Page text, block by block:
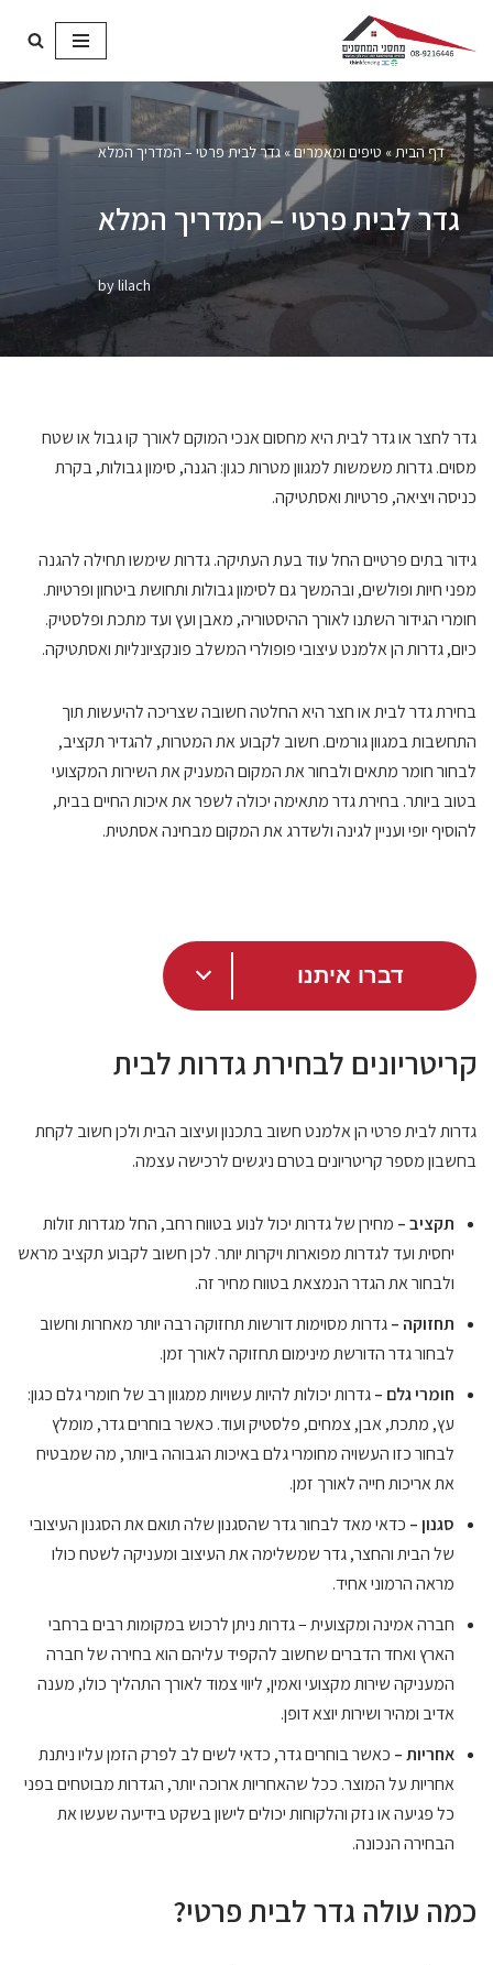
Skip
to
content
דף הבית» טיפים ומאמרים»גדר לבית פרטי – המדריך המלא
גדר לבית פרטי – המדריך המלא
bylilach
גדר לחצר או גדר לבית היא מחסום אנכי המוקם לאורך קו גבול או שטח
מסוים. גדרות משמשות למגוון מטרות כגון: הגנה, סימון גבולות, בקרת
כניסה ויציאה, פרטיות ואסתטיקה.
גידור בתים פרטיים החל עוד בעת העתיקה. גדרות שימשו תחילה להגנה
מפני חיות ופולשים, ובהמשך גם לסימון גבולות ותחושת ביטחון ופרטיות.
חומרי הגידור השתנו לאורך ההיסטוריה, מאבן ועץ ועד מתכת ופלסטיק.
כיום, גדרות הן אלמנט עיצובי פופולרי המשלב פונקציונליות ואסתטיקה.
בחירת גדר לבית או חצר היא החלטה חשובה שצריכה להיעשות תוך
התחשבות במגוון גורמים. חשוב לקבוע את המטרות, להגדיר תקציב,
לבחור חומר מתאים ולבחור את המקום המעניק את השירות המקצועי
בטוב ביותר. בחירת גדר מתאימה יכולה לשפר את איכות החיים בבית,
להוסיף יופי ועניין לגינה ולשדרג את המקום מבחינה אסתטית.
דברו איתנו
קריטריונים לבחירת גדרות לבית
גדרות לבית פרטי הן אלמנט חשוב בתכנון ועיצוב הבית ולכן חשוב לקחת
בחשבון מספר קריטריונים בטרם ניגשים לרכישה עצמה.
תקציב – מחירן של גדרות יכול לנוע בטווח רחב, החל מגדרות זולות
יחסית ועד לגדרות מפוארות ויקרות יותר. לכן חשוב לקבוע תקציב מראש
ולבחור את הגדר הנמצאת בטווח מחיר זה.
תחזוקה –גדרות מסוימות דורשות תחזוקה רבה יותר מאחרות וחשוב
לבחור גדר הדורשת מינימום תחזוקה לאורך זמן.
חומרי גלם –גדרות יכולות להיות עשויות ממגוון רב של חומרי גלם כגון:
עץ, מתכת, אבן, צמחים, פלסטיק ועוד. כאשר בוחרים גדר, מומלץ
לבחור כזו העשויה מחומרי גלם באיכות הגבוהה ביותר, מה שמבטיח
את אריכות חייה לאורך זמן.
סגנון – כדאי מאד לבחור גדר שהסגנון שלה תואם את הסגנון העיצובי
של הבית והחצר, גדר שמשלימה את העיצוב ומעניקה לשטח כולו
מראה הרמוני אחיד.
חברה אמינה ומקצועית – גדרות ניתן לרכוש במקומות רבים ברחבי
הארץ ואחד הדברים שחשוב להקפיד עליהם הוא בחירה של חברה
המעניקה שירות מקצועי ואמין, ליווי צמוד לאורך התהליך כולו, מענה
אדיב ומהיר ושירות יוצא דופן.
אחריות – כאשר בוחרים גדר, כדאי לשים לב לפרק הזמן עליו ניתנת
אחריות על המוצר. ככל שהאחריות ארוכה יותר, הגדרות מבוטחים בפני
כל פגיעה או נזק והלקוחות יכולים לישון בשקט בידיעה שעשו את
הבחירה הנכונה.
כמה עולה גדר לבית פרטי?